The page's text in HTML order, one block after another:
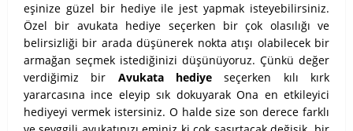
eşinize güzel bir hediye ile jest yapmak isteyebilirsiniz.
Özel bir avukata hediye seçerken bir çok olasılığı ve
belirsizliği bir arada düşünerek nokta atışı olabilecek bir
armağan seçmek istediğinizi düşünüyoruz. Çünkü değer
verdiğimiz bir Avukata hediye seçerken kılı kırk
yararcasına ince eleyip sık dokuyarak Ona en etkileyici
hediyeyi vermek istersiniz. O halde size son derece farklı